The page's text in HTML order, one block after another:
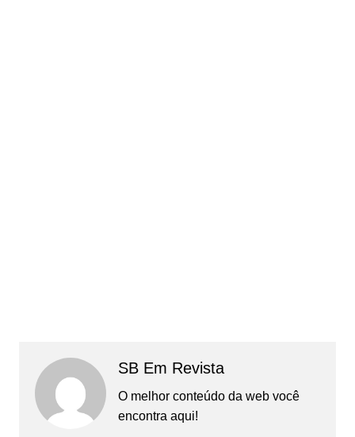
SB Em Revista
O melhor conteúdo da web você
encontra aqui!